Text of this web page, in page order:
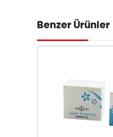
Benzer Ürünler